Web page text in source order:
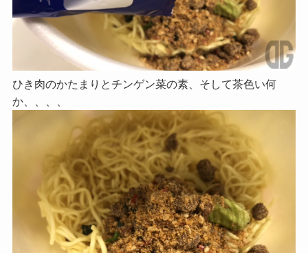
ひき肉のかたまりとチンゲン菜の素、そして茶色い何
か、、、、